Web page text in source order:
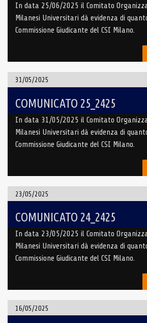
In data 25/06/2025 il Comitato
Milanesi Universitari dà evidenza di
Commissione Giudicante del CSI Milano.
31/05/2025
COMUNICATO 25_2425
In data 31/05/2025 il Comitato
Milanesi Universitari dà evidenza di
Commissione Giudicante del CSI Milano.
23/05/2025
COMUNICATO 24_2425
In data 23/05/2025 il Comitato
Milanesi Universitari dà evidenza di
Commissione Giudicante del CSI Milano.
16/05/2025